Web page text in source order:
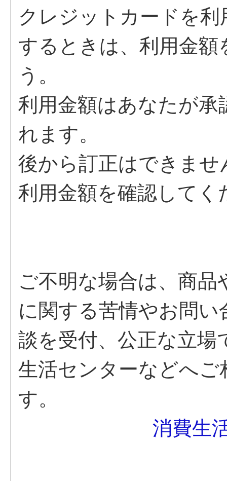
クレジットカードを
するときは、利用金
う。
利用金額はあなたが
れます。
後から訂正はできま
利用金額を確認してく
ご不明な場合は、商
に関する苦情やお問
談を受付、公正な立
生活センターなどへ
す。
消費生